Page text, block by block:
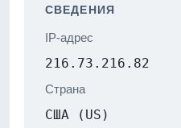
СВЕДЕНИЯ
IP-адрес
216.73.216.82
Страна
США (US)